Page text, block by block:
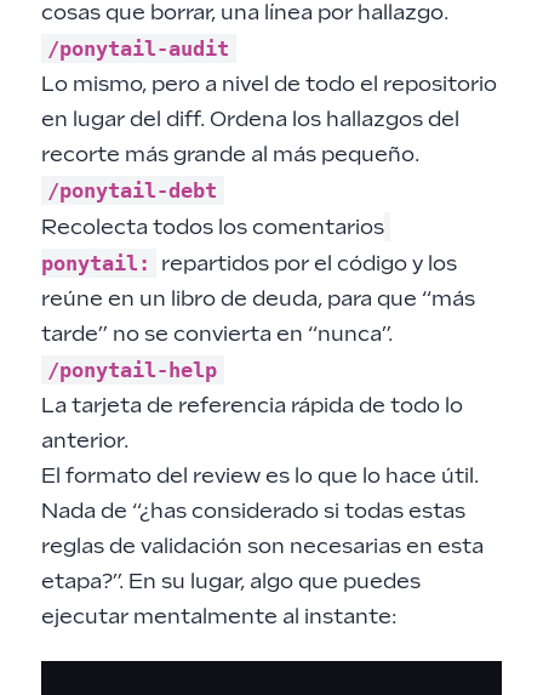
cosas que borrar, una línea por hallazgo.
/ponytail-audit
Lo mismo, pero a nivel de todo el repositorio
en lugar del diff. Ordena los hallazgos del
recorte más grande al más pequeño.
/ponytail-debt
Recolecta todos los comentarios
ponytail:
repartidos por el código y los
reúne en un libro de deuda, para que “más
tarde” no se convierta en “nunca”.
/ponytail-help
La tarjeta de referencia rápida de todo lo
anterior.
El formato del review es lo que lo hace útil.
Nada de “¿has considerado si todas estas
reglas de validación son necesarias en esta
etapa?”. En su lugar, algo que puedes
ejecutar mentalmente al instante: